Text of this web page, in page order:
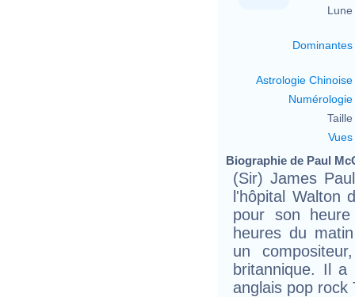
Lune
Dominantes
Astrologie Chinoise
Numérologie
Taille
Vues
Biographie de Paul
(Sir) James
l'hôpital Walton
pour son
heures du
un
britannique. Il
anglais pop rock